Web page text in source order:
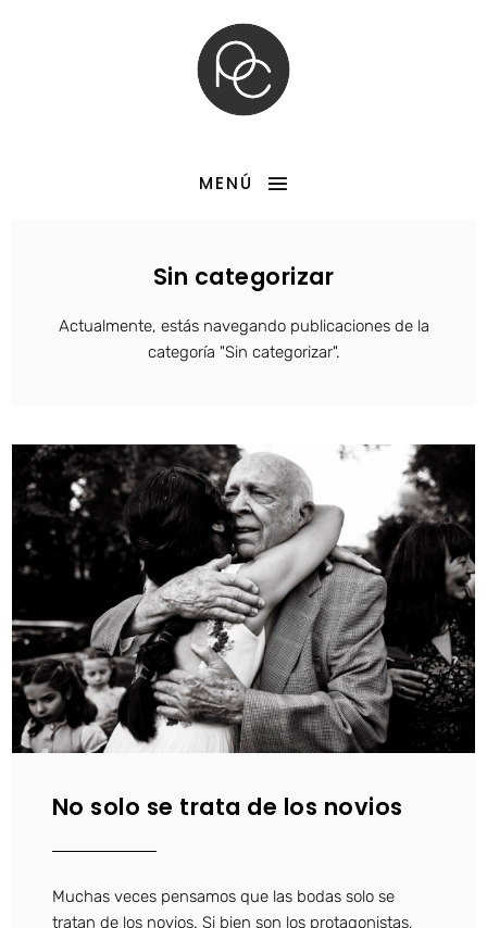
MENÚ
Sin categorizar
Actualmente, estás navegando publicaciones de la
categoría "Sin categorizar".
No solo se trata de los novios
Muchas veces pensamos que las bodas solo se
tratan de los novios. Si bien son los protagonistas,